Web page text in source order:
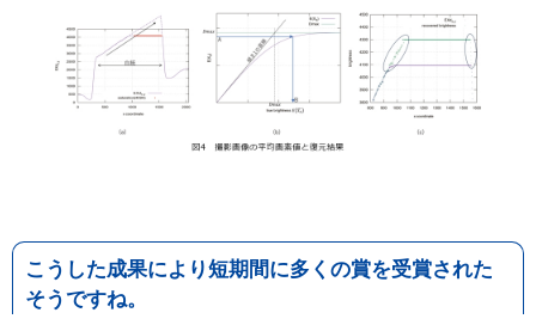
こうした成果により短期間に多くの賞を受賞された
そうですね。